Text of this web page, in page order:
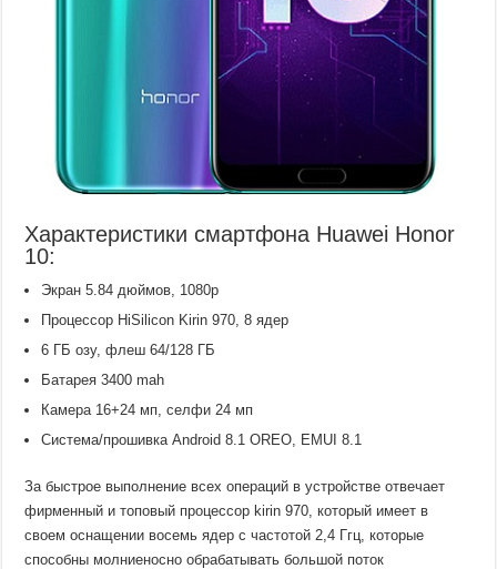
Характеристики смартфона Huawei Honor
10:
Экран 5.84 дюймов, 1080p
Процессор HiSilicon Kirin 970, 8 ядер
6 ГБ озу, флеш 64/128 ГБ
Батарея 3400 mah
Камера 16+24 мп, селфи 24 мп
Система/прошивка Android 8.1 OREO, EMUI 8.1
За быстрое выполнение всех операций в устройстве отвечает
фирменный и топовый процессор kirin 970, который имеет в
своем оснащении восемь ядер с частотой 2,4 Ггц, которые
способны молниеносно обрабатывать большой поток